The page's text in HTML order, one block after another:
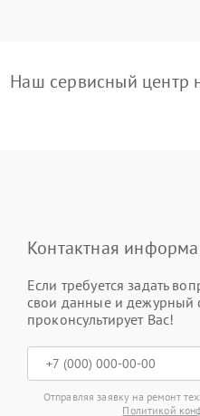
Наш сервисный центр
Контактная
Если требуется задать
свои данные и дежурный
проконсультирует Вас!
Отправляя заявку на ремонт
Политикой